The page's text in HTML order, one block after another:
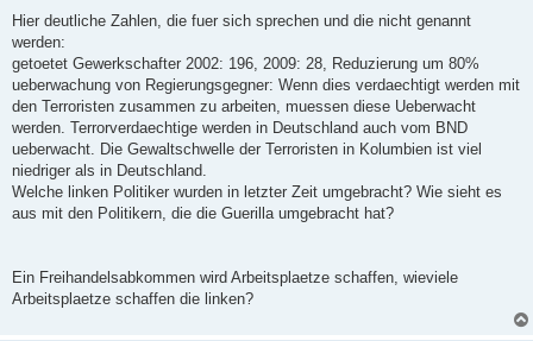
Hier deutliche Zahlen, die fuer sich sprechen und die nicht genannt
werden:
getoetet Gewerkschafter 2002: 196, 2009: 28, Reduzierung um 80%
ueberwachung von Regierungsgegner: Wenn dies verdaechtigt werden mit
den Terroristen zusammen zu arbeiten, muessen diese Ueberwacht
werden. Terrorverdaechtige werden in Deutschland auch vom BND
ueberwacht. Die Gewaltschwelle der Terroristen in Kolumbien ist viel
niedriger als in Deutschland.
Welche linken Politiker wurden in letzter Zeit umgebracht? Wie sieht es
aus mit den Politikern, die die Guerilla umgebracht hat?
Ein Freihandelsabkommen wird Arbeitsplaetze schaffen, wieviele
Arbeitsplaetze schaffen die linken?